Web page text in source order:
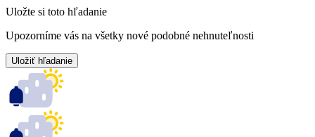
Uložte si toto hľadanie
Upozorníme vás na všetky nové podobné nehnuteľnosti
Uložiť hľadanie